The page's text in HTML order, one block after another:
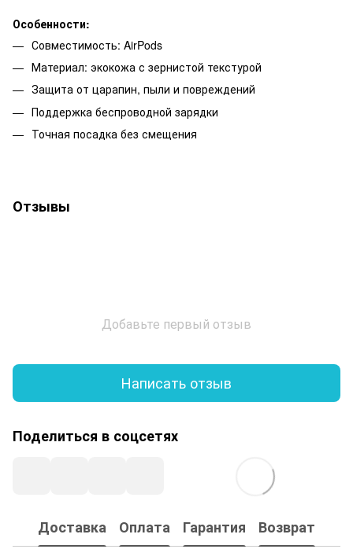
Особенности:
Совместимость: AirPods
Материал: экокожа с зернистой текстурой
Защита от царапин, пыли и повреждений
Поддержка беспроводной зарядки
Точная посадка без смещения
Отзывы
Добавьте первый отзыв
Написать отзыв
Поделиться в соцсетях
Доставка Оплата Гарантия Возврат